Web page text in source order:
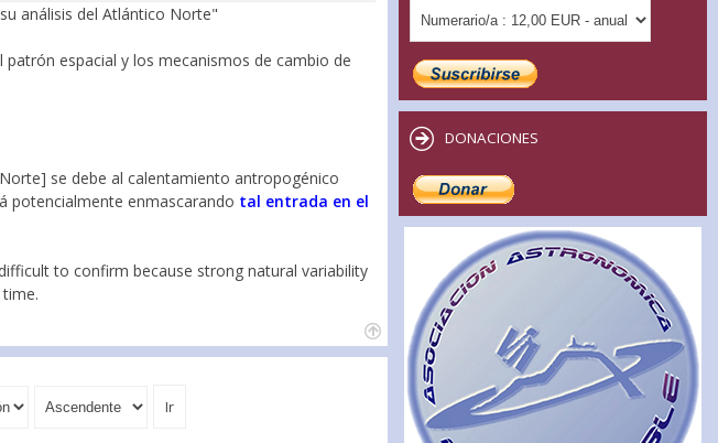
análisis del Atlántico Norte"
espacial y los mecanismos de cambio de
se debe al calentamiento antropogénico
potencialmente enmascarando tal entrada en el
to confirm because strong natural variability
DONACIONES